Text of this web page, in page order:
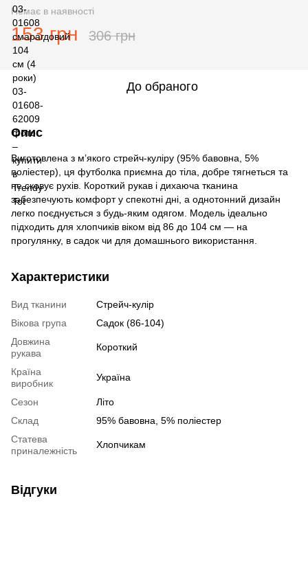
Немає в наявності
153 грн 306 грн
До обраного
Опис
Виготовлена з м’якого стрейч-куліру (95% бавовна, 5%
поліестер), ця футболка приємна до тіла, добре тягнеться та
не сковує рухів. Короткий рукав і дихаюча тканина
забезпечують комфорт у спекотні дні, а однотонний дизайн
легко поєднується з будь-яким одягом. Модель ідеально
підходить для хлопчиків віком від 86 до 104 см — на
прогулянку, в садок чи для домашнього використання.
Характеристики
Вид тканини
Стрейч-кулір
Вікова група
Садок (86-104)
Довжина
рукава
Короткий
Країна
виробник
Україна
Сезон
Літо
Склад
95% бавовна, 5% поліестер
Статева
приналежність
Хлопчикам
Відгуки